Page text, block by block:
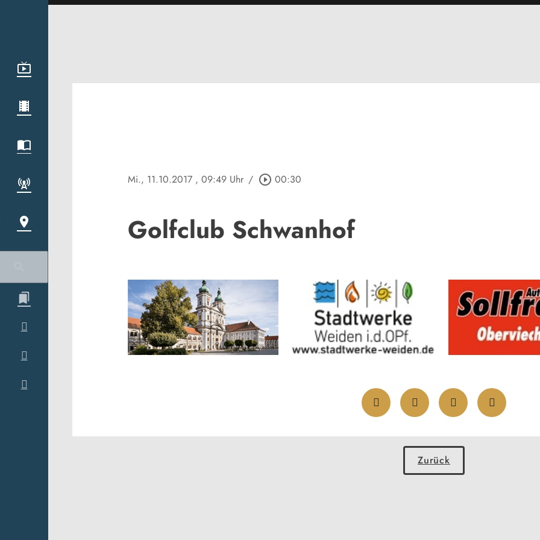
Mi., 11.10.2017 , 09:49 Uhr / play_circle_outline 00:30
Golfclub Schwanhof
Zurück